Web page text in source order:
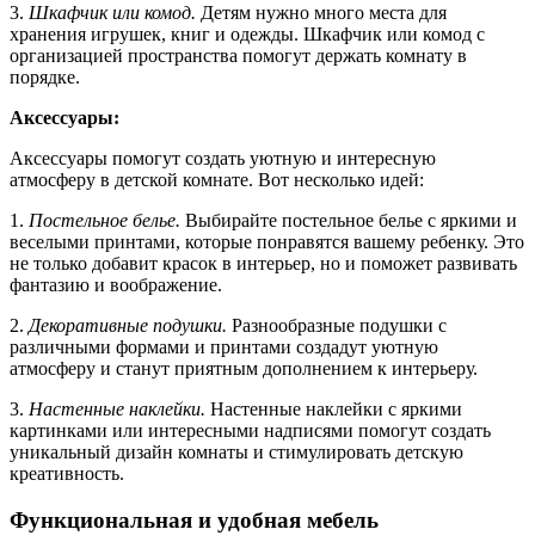
3. Шкафчик или комод. Детям нужно много места для
хранения игрушек, книг и одежды. Шкафчик или комод с
организацией пространства помогут держать комнату в
порядке.
Аксессуары:
Аксессуары помогут создать уютную и интересную
атмосферу в детской комнате. Вот несколько идей:
1. Постельное белье. Выбирайте постельное белье с яркими и
веселыми принтами, которые понравятся вашему ребенку. Это
не только добавит красок в интерьер, но и поможет развивать
фантазию и воображение.
2. Декоративные подушки. Разнообразные подушки с
различными формами и принтами создадут уютную
атмосферу и станут приятным дополнением к интерьеру.
3. Настенные наклейки. Настенные наклейки с яркими
картинками или интересными надписями помогут создать
уникальный дизайн комнаты и стимулировать детскую
креативность.
Функциональная и удобная мебель